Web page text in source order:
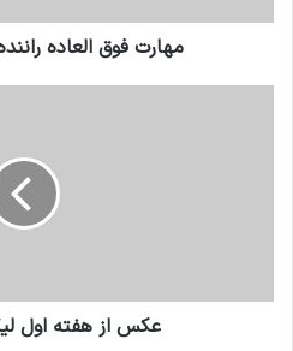
مهارت فوق العاده
عکس از هفته اول